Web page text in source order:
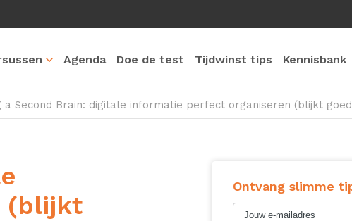
Agenda Doe de test Tijdwinst tips Kennisbank
a Second Brain: digitale informatie perfect organiseren (blijkt
(blijkt
Ontvang slimme